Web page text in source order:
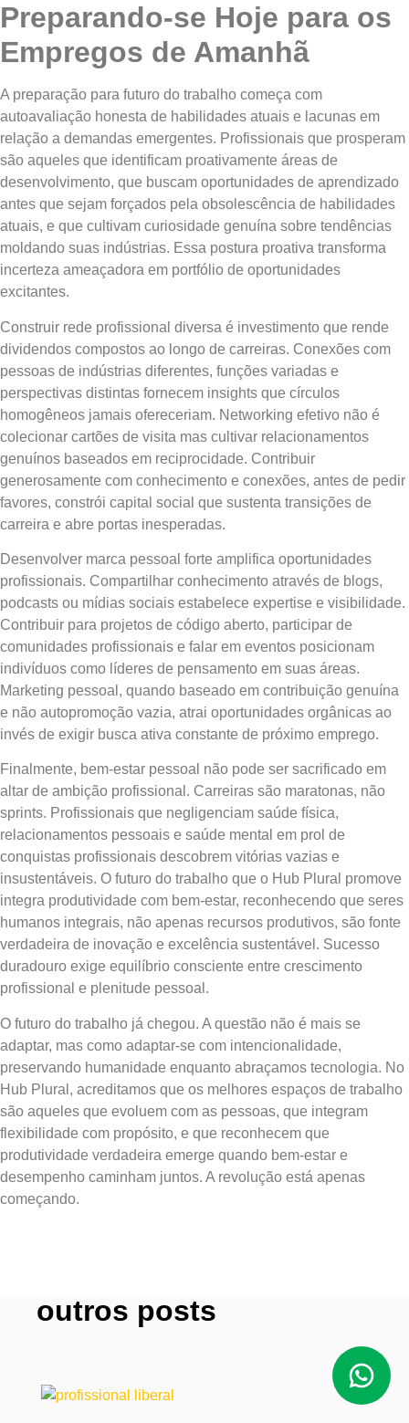
Preparando-se Hoje para os
Empregos de Amanhã
A preparação para futuro do trabalho começa com
autoavaliação honesta de habilidades atuais e lacunas em
relação a demandas emergentes. Profissionais que prosperam
são aqueles que identificam proativamente áreas de
desenvolvimento, que buscam oportunidades de aprendizado
antes que sejam forçados pela obsolescência de habilidades
atuais, e que cultivam curiosidade genuína sobre tendências
moldando suas indústrias. Essa postura proativa transforma
incerteza ameaçadora em portfólio de oportunidades
excitantes.
Construir rede profissional diversa é investimento que rende
dividendos compostos ao longo de carreiras. Conexões com
pessoas de indústrias diferentes, funções variadas e
perspectivas distintas fornecem insights que círculos
homogêneos jamais ofereceriam. Networking efetivo não é
colecionar cartões de visita mas cultivar relacionamentos
genuínos baseados em reciprocidade. Contribuir
generosamente com conhecimento e conexões, antes de pedir
favores, constrói capital social que sustenta transições de
carreira e abre portas inesperadas.
Desenvolver marca pessoal forte amplifica oportunidades
profissionais. Compartilhar conhecimento através de blogs,
podcasts ou mídias sociais estabelece expertise e visibilidade.
Contribuir para projetos de código aberto, participar de
comunidades profissionais e falar em eventos posicionam
indivíduos como líderes de pensamento em suas áreas.
Marketing pessoal, quando baseado em contribuição genuína
e não autopromoção vazia, atrai oportunidades orgânicas ao
invés de exigir busca ativa constante de próximo emprego.
Finalmente, bem-estar pessoal não pode ser sacrificado em
altar de ambição profissional. Carreiras são maratonas, não
sprints. Profissionais que negligenciam saúde física,
relacionamentos pessoais e saúde mental em prol de
conquistas profissionais descobrem vitórias vazias e
insustentáveis. O futuro do trabalho que o Hub Plural promove
integra produtividade com bem-estar, reconhecendo que seres
humanos integrais, não apenas recursos produtivos, são fonte
verdadeira de inovação e excelência sustentável. Sucesso
duradouro exige equilíbrio consciente entre crescimento
profissional e plenitude pessoal.
O futuro do trabalho já chegou. A questão não é mais se
adaptar, mas como adaptar-se com intencionalidade,
preservando humanidade enquanto abraçamos tecnologia. No
Hub Plural, acreditamos que os melhores espaços de trabalho
são aqueles que evoluem com as pessoas, que integram
flexibilidade com propósito, e que reconhecem que
produtividade verdadeira emerge quando bem-estar e
desempenho caminham juntos. A revolução está apenas
começando.
outros posts